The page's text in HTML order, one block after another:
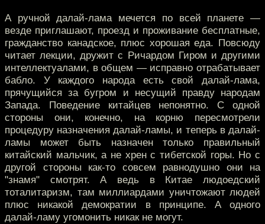
А ручной далай-лама мечется по всей планете —
везде приглашают, проезд и проживание бесплатные,
гражданство канадское, плюс хорошая еда. Повсюду
читает лекции, дружит с Ричардом Гиром и другими
интеллектуалами, в общем — исправно отрабатывает
бабло. У каждого народа есть свой далай-лама,
прячущийся за бугром и несущий правду народам
Запада. Поведение китайцев непонятно. С одной
стороны они, конечно, на корню пересмотрели
процедуру назначения далай-ламы, и теперь в далай-
ламы может быть назначен только правильный
китайский мальчик, а не хрен с тибетской горы. Но с
другой стороны как-то совсем равнодушно они на
"знамя" смотрят. А ведь в Китае людоедский
тоталитаризм, там миллиардами уничтожают людей
плюс никакой демократии в принципе. А одного
далай-ламу угомонить никак не могут.